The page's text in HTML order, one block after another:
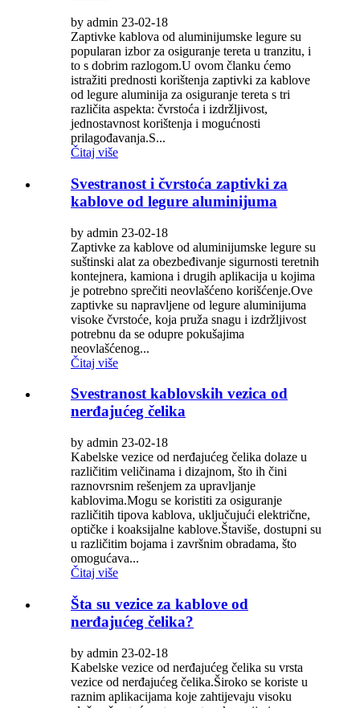
by admin 23-02-18
Zaptivke kablova od aluminijumske legure su
popularan izbor za osiguranje tereta u tranzitu, i
to s dobrim razlogom.U ovom članku ćemo
istražiti prednosti korištenja zaptivki za kablove
od legure aluminija za osiguranje tereta s tri
različita aspekta: čvrstoća i izdržljivost,
jednostavnost korištenja i mogućnosti
prilagođavanja.S...
Čitaj više
Svestranost i čvrstoća zaptivki za
kablove od legure aluminijuma
by admin 23-02-18
Zaptivke za kablove od aluminijumske legure su
suštinski alat za obezbeđivanje sigurnosti teretnih
kontejnera, kamiona i drugih aplikacija u kojima
je potrebno sprečiti neovlašćeno korišćenje.Ove
zaptivke su napravljene od legure aluminijuma
visoke čvrstoće, koja pruža snagu i izdržljivost
potrebnu da se odupre pokušajima
neovlašćenog...
Čitaj više
Svestranost kablovskih vezica od
nerđajućeg čelika
by admin 23-02-18
Kabelske vezice od nerđajućeg čelika dolaze u
različitim veličinama i dizajnom, što ih čini
raznovrsnim rešenjem za upravljanje
kablovima.Mogu se koristiti za osiguranje
različitih tipova kablova, uključujući električne,
optičke i koaksijalne kablove.Štaviše, dostupni su
u različitim bojama i završnim obradama, što
omogućava...
Čitaj više
Šta su vezice za kablove od
nerđajućeg čelika?
by admin 23-02-18
Kabelske vezice od nerđajućeg čelika su vrsta
vezice od nerđajućeg čelika.Široko se koriste u
raznim aplikacijama koje zahtijevaju visoku